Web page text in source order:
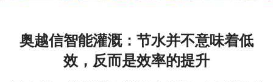
奥越信智能灌溉：节水并不意味着低
效，反而是效率的提升